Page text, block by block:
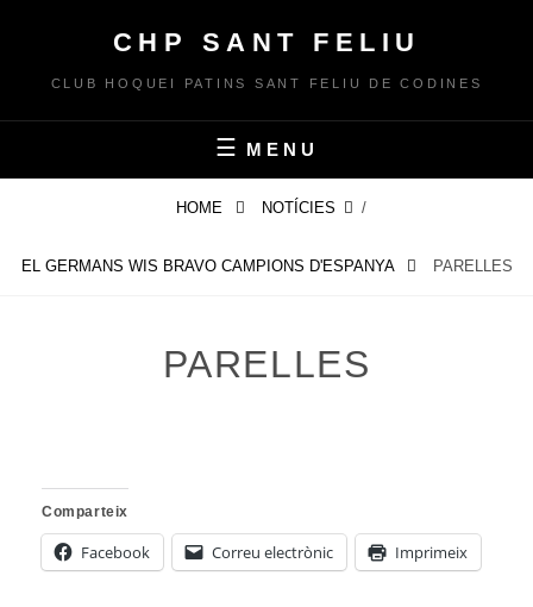
content
CHP SANT FELIU
CLUB HOQUEI PATINS SANT FELIU DE CODINES
MENU
HOME NOTÍCIES /
EL GERMANS WIS BRAVO CAMPIONS D'ESPANYA PARELLES
PARELLES
Comparteix
Facebook Correu electrònic Imprimeix